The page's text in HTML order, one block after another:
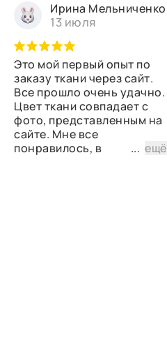
Ирина Мельниченко
13 июля
Это мой первый опыт по
заказу ткани через сайт.
Все прошло очень удачно.
Цвет ткани совпадает с
фото, представленным на
сайте. Мне все
понравилось, в
...ещё